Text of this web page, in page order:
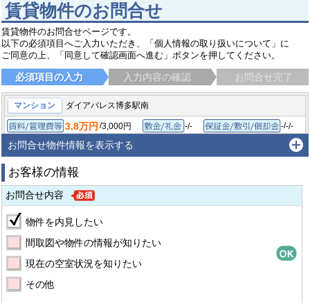
賃貸物件のお問合せ
賃貸物件のお問合せページです。
以下の必須項目へご入力いただき、「個人情報の取り扱いについて」に
ご同意の上、「同意して確認画面へ進む」ボタンを押してください。
必須項目の入力 入力内容の確認 お問合せ完了
マンション ダイアパレス博多駅南
賃料/管理費等
3.8万円 /3,000円 敷金/礼金
-/- -/-/-
間取り/専有面積
1K/19.84㎡
福岡市博多区博多駅南福岡市地下鉄空港線 東比恵駅 徒歩13分
お問合せ物件情報を表示する
お客様の情報
お問合せ内容
物件を内見したい
間取図や物件の情報が知りたい
現在の空室状況を知りたい
その他